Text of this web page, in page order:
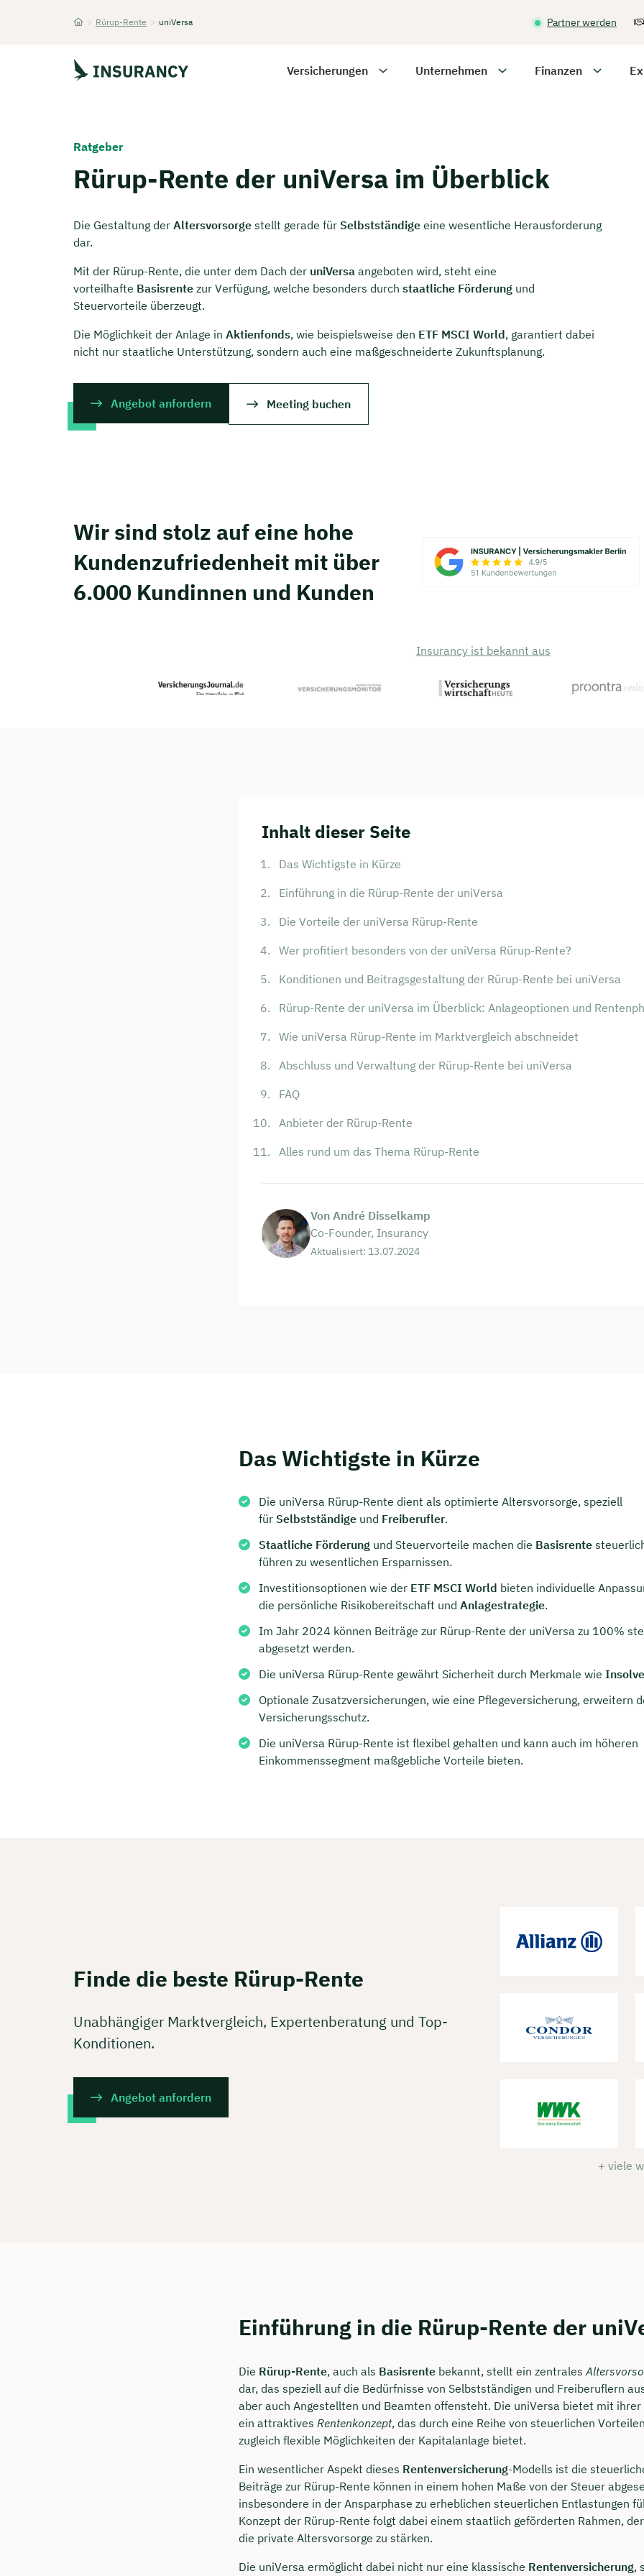
> Rürup-Rente > uniVersa Partner werden
Versicherungen Unternehmen Finanzen
Ratgeber
Rürup-Rente der uniVersa im Überblick
Die Gestaltung der Altersvorsorge stellt gerade für Selbstständige eine wesentliche Herausforderung
dar.
Mit der Rürup-Rente, die unter dem Dach der uniVersa angeboten wird, steht eine
vorteilhafte Basisrente zur Verfügung, welche besonders durch staatliche Förderung und
Steuervorteile überzeugt.
Die Möglichkeit der Anlage in Aktienfonds, wie beispielsweise den ETF MSCI World, garantiert dabei
nicht nur staatliche Unterstützung, sondern auch eine maßgeschneiderte Zukunftsplanung.
Angebot anfordern Meeting buchen
Wir sind stolz auf eine hohe
Kunden­zufriedenheit mit über
6.000 Kundinnen und Kunden
Insurancy ist bekannt aus
Inhalt dieser Seite
Das Wichtigste in Kürze
Einführung in die Rürup-Rente der uniVersa
Die Vorteile der uniVersa Rürup-Rente
Wer profitiert besonders von der uniVersa Rürup-Rente?
Konditionen und Beitragsgestaltung der Rürup-Rente bei uniVersa
Rürup-Rente der uniVersa im Überblick: Anlageoptionen und
Wie uniVersa Rürup-Rente im Marktvergleich abschneidet
Abschluss und Verwaltung der Rürup-Rente bei uniVersa
FAQ
Anbieter der Rürup-Rente
Alles rund um das Thema Rürup-Rente
Von André Disselkamp
Co-Founder, Insurancy
Aktualisiert: 13.07.2024
Das Wichtigste in Kürze
Die uniVersa Rürup-Rente dient als optimierte Altersvorsorge, speziell
für Selbstständige und Freiberufler.
Staatliche Förderung und Steuervorteile machen die Basisrente
führen zu wesentlichen Ersparnissen.
Investitionsoptionen wie der ETF MSCI World bieten individuelle
die persönliche Risikobereitschaft und Anlagestrategie.
Im Jahr 2024 können Beiträge zur Rürup-Rente der uniVersa zu 100%
abgesetzt werden.
Die uniVersa Rürup-Rente gewährt Sicherheit durch Merkmale wie
Optionale Zusatzversicherungen, wie eine Pflegeversicherung, erweitern
Versicherungsschutz.
Die uniVersa Rürup-Rente ist flexibel gehalten und kann auch im höheren
Einkommenssegment maßgebliche Vorteile bieten.
Finde die beste Rürup-Rente
Unabhängiger Marktvergleich, Expertenberatung und Top-
Konditionen.
Angebot anfordern
+ viele
Einführung in die Rürup-Rente der
Die Rürup-Rente, auch als Basisrente bekannt, stellt ein zentrales
dar, das speziell auf die Bedürfnisse von Selbstständigen und Freiberuflern
aber auch Angestellten und Beamten offensteht. Die uniVersa bietet mit ihrer
ein attraktives Rentenkonzept, das durch eine Reihe von steuerlichen
zugleich flexible Möglichkeiten der Kapitalanlage bietet.
Ein wesentlicher Aspekt dieses Rentenversicherung-Modells ist die
Beiträge zur Rürup-Rente können in einem hohen Maße von der Steuer
insbesondere in der Ansparphase zu erheblichen steuerlichen Entlastungen
Konzept der Rürup-Rente folgt dabei einem staatlich geförderten Rahmen,
die private Altersvorsorge zu stärken.
Die uniVersa ermöglicht dabei nicht nur eine klassische Rentenversicherung,
Beratungsgespräch mit Christian
Bulik sichern 🤝
Wir beraten dich Montag bis Freitag von 8 bis 18 Uhr
Dauer: ca. 30 Minuten
🗓️ Wählen Sie jetzt Ihren Wunschtermin: